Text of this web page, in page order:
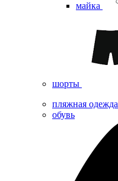
майка
шорты
пляжная одежда
oбувь